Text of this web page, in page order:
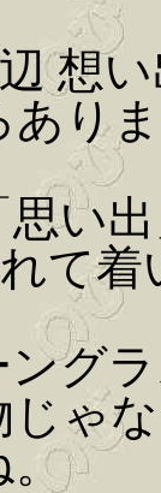
想
あり
い
て
ング
ゃ
。